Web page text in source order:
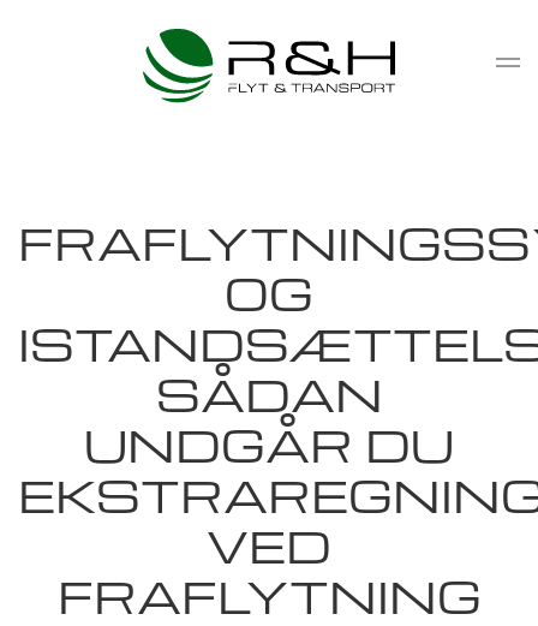
Gå til hovedindhold
OG
SÅDAN
UNDGÅR DU
VED
FRAFLYTNING